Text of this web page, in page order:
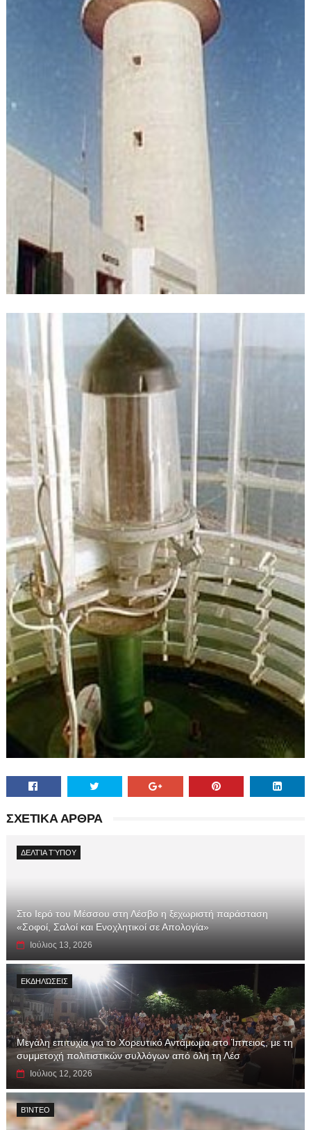
ΣΧΕΤΙΚΑ ΑΡΘΡΑ
ΔΕΛΤΊΑ ΤΎΠΟΥ
Στο Ιερό του Μέσσου στη Λέσβο η ξεχωριστή παράσταση
«Σοφοί, Σαλοί και Ενοχλητικοί σε Απολογία»
Ιούλιος 13, 2026
ΕΚΔΗΛΏΣΕΙΣ
Μεγάλη επιτυχία για το Χορευτικό Αντάμωμα στο Ίππειος, με τη
συμμετοχή πολιτιστικών συλλόγων από όλη τη Λέσ
Ιούλιος 12, 2026
ΒΊΝΤΕΟ